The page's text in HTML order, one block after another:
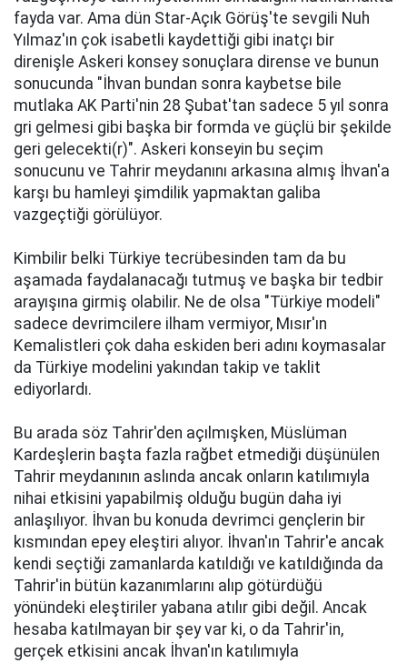
fayda var. Ama dün Star-Açık Görüş'te sevgili Nuh
Yılmaz'ın çok isabetli kaydettiği gibi inatçı bir
direnişle Askeri konsey sonuçlara dirense ve bunun
sonucunda "İhvan bundan sonra kaybetse bile
mutlaka AK Parti'nin 28 Şubat'tan sadece 5 yıl sonra
gri gelmesi gibi başka bir formda ve güçlü bir şekilde
geri gelecekti(r)". Askeri konseyin bu seçim
sonucunu ve Tahrir meydanını arkasına almış İhvan'a
karşı bu hamleyi şimdilik yapmaktan galiba
vazgeçtiği görülüyor.
Kimbilir belki Türkiye tecrübesinden tam da bu
aşamada faydalanacağı tutmuş ve başka bir tedbir
arayışına girmiş olabilir. Ne de olsa "Türkiye modeli"
sadece devrimcilere ilham vermiyor, Mısır'ın
Kemalistleri çok daha eskiden beri adını koymasalar
da Türkiye modelini yakından takip ve taklit
ediyorlardı.
Bu arada söz Tahrir'den açılmışken, Müslüman
Kardeşlerin başta fazla rağbet etmediği düşünülen
Tahrir meydanının aslında ancak onların katılımıyla
nihai etkisini yapabilmiş olduğu bugün daha iyi
anlaşılıyor. İhvan bu konuda devrimci gençlerin bir
kısmından epey eleştiri alıyor. İhvan'ın Tahrir'e ancak
kendi seçtiği zamanlarda katıldığı ve katıldığında da
Tahrir'in bütün kazanımlarını alıp götürdüğü
yönündeki eleştiriler yabana atılır gibi değil. Ancak
hesaba katılmayan bir şey var ki, o da Tahrir'in,
gerçek etkisini ancak İhvan'ın katılımıyla